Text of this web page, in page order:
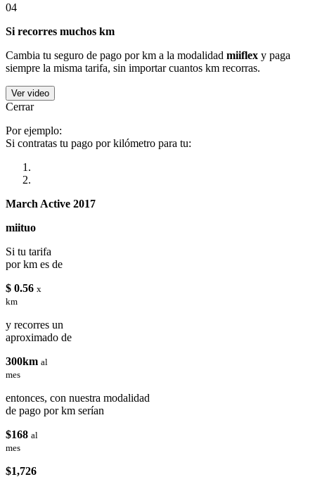
04
Si recorres muchos km
Cambia tu seguro de pago por km a la modalidad miiflex y paga
siempre la misma tarifa, sin importar cuantos km recorras.
Ver video
Cerrar
Por ejemplo:
Si contratas tu pago por kilómetro para tu:
March Active 2017
miituo
Si tu tarifa
por km es de
$ 0.56 x
km
y recorres un
aproximado de
300km al
mes
entonces, con nuestra modalidad
de pago por km serían
$168 al
mes
$1,726